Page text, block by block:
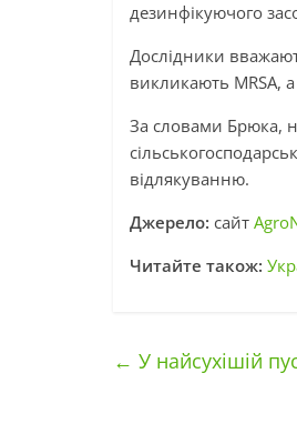
дезинфікуючого
Дослідники
викликають MRSA, а
За словами Брюка,
відлякуванню.
Джерело: сайт
Читайте також:
← У найсухішій